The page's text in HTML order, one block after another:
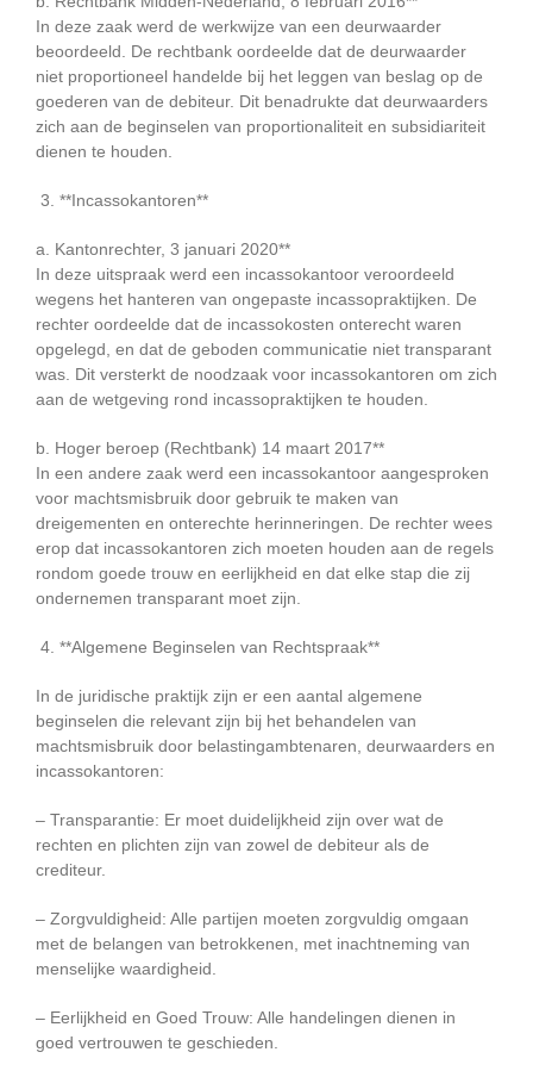
In deze zaak werd de werkwijze van een deurwaarder
beoordeeld. De rechtbank oordeelde dat de deurwaarder
niet proportioneel handelde bij het leggen van beslag op de
goederen van de debiteur. Dit benadrukte dat deurwaarders
zich aan de beginselen van proportionaliteit en subsidiariteit
dienen te houden.
3. **Incassokantoren**
a. Kantonrechter, 3 januari 2020**
In deze uitspraak werd een incassokantoor veroordeeld
wegens het hanteren van ongepaste incassopraktijken. De
rechter oordeelde dat de incassokosten onterecht waren
opgelegd, en dat de geboden communicatie niet transparant
was. Dit versterkt de noodzaak voor incassokantoren om zich
aan de wetgeving rond incassopraktijken te houden.
b. Hoger beroep (Rechtbank) 14 maart 2017**
In een andere zaak werd een incassokantoor aangesproken
voor machtsmisbruik door gebruik te maken van
dreigementen en onterechte herinneringen. De rechter wees
erop dat incassokantoren zich moeten houden aan de regels
rondom goede trouw en eerlijkheid en dat elke stap die zij
ondernemen transparant moet zijn.
4. **Algemene Beginselen van Rechtspraak**
In de juridische praktijk zijn er een aantal algemene
beginselen die relevant zijn bij het behandelen van
machtsmisbruik door belastingambtenaren, deurwaarders en
incassokantoren:
– Transparantie: Er moet duidelijkheid zijn over wat de
rechten en plichten zijn van zowel de debiteur als de
crediteur.
– Zorgvuldigheid: Alle partijen moeten zorgvuldig omgaan
met de belangen van betrokkenen, met inachtneming van
menselijke waardigheid.
– Eerlijkheid en Goed Trouw: Alle handelingen dienen in
goed vertrouwen te geschieden.